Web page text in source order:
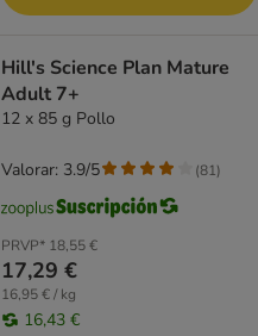
Hill's Science Plan Mature
Adult 7+
12 x 85 g Pollo
PRVP* 18,55 €
17,29 €
16,95 € / kg
16,43 €
Valorar: 3.9/5 (81)